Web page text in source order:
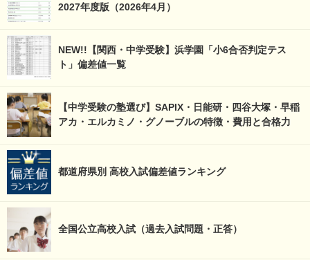
2027年度版（2026年4月）
NEW!!【関西・中学受験】浜学園「小6合否判定テス
ト」偏差値一覧
【中学受験の塾選び】SAPIX・日能研・四谷大塚・早稲
アカ・エルカミノ・グノーブルの特徴・費用と合格力
都道府県別 高校入試偏差値ランキング
全国公立高校入試（過去入試問題・正答）